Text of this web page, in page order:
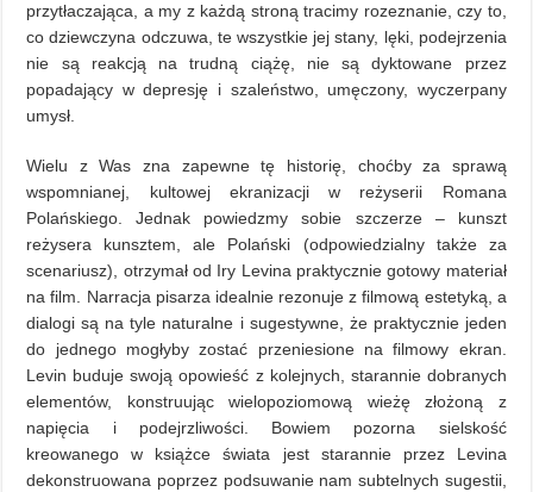
przytłaczająca, a my z każdą stroną tracimy rozeznanie, czy to,
co dziewczyna odczuwa, te wszystkie jej stany, lęki, podejrzenia
nie są reakcją na trudną ciążę, nie są dyktowane przez
popadający w depresję i szaleństwo, umęczony, wyczerpany
umysł.
Wielu z Was zna zapewne tę historię, choćby za sprawą
wspomnianej, kultowej ekranizacji w reżyserii Romana
Polańskiego. Jednak powiedzmy sobie szczerze – kunszt
reżysera kunsztem, ale Polański (odpowiedzialny także za
scenariusz), otrzymał od Iry Levina praktycznie gotowy materiał
na film. Narracja pisarza idealnie rezonuje z filmową estetyką, a
dialogi są na tyle naturalne i sugestywne, że praktycznie jeden
do jednego mogłyby zostać przeniesione na filmowy ekran.
Levin buduje swoją opowieść z kolejnych, starannie dobranych
elementów, konstruując wielopoziomową wieżę złożoną z
napięcia i podejrzliwości. Bowiem pozorna sielskość
kreowanego w książce świata jest starannie przez Levina
dekonstruowana poprzez podsuwanie nam subtelnych sugestii,